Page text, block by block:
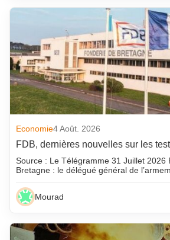
Economie4 Août. 2026
FDB, dernières nouvelles sur les
Source : Le Télégramme 31 Juillet 2026
Bretagne : le délégué général de
Mourad